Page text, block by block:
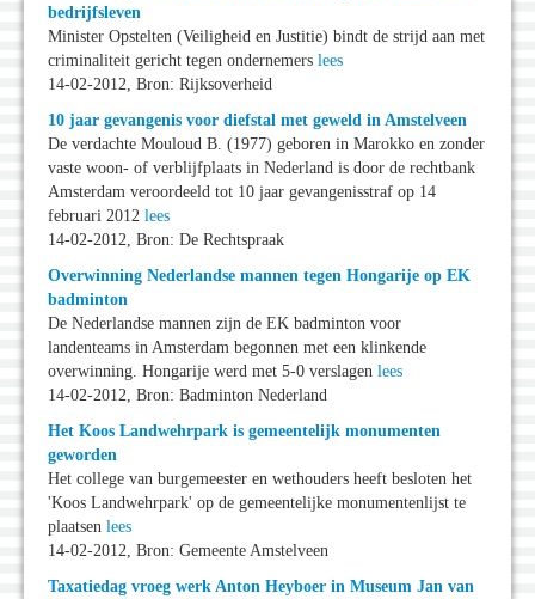
bedrijfsleven
Minister Opstelten (Veiligheid en Justitie) bindt de strijd aan met
criminaliteit gericht tegen ondernemers lees
14-02-2012, Bron: Rijksoverheid
10 jaar gevangenis voor diefstal met geweld in Amstelveen
De verdachte Mouloud B. (1977) geboren in Marokko en zonder
vaste woon- of verblijfplaats in Nederland is door de rechtbank
Amsterdam veroordeeld tot 10 jaar gevangenisstraf op 14
februari 2012 lees
14-02-2012, Bron: De Rechtspraak
Overwinning Nederlandse mannen tegen Hongarije op EK
badminton
De Nederlandse mannen zijn de EK badminton voor
landenteams in Amsterdam begonnen met een klinkende
overwinning. Hongarije werd met 5-0 verslagen lees
14-02-2012, Bron: Badminton Nederland
Het Koos Landwehrpark is gemeentelijk monumenten
geworden
Het college van burgemeester en wethouders heeft besloten het
'Koos Landwehrpark' op de gemeentelijke monumentenlijst te
plaatsen lees
14-02-2012, Bron: Gemeente Amstelveen
Taxatiedag vroeg werk Anton Heyboer in Museum Jan van